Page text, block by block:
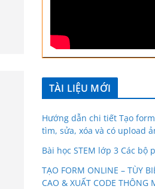
TÀI LIỆU MỚI
Hướng dẫn chi tiết Tạo
tìm, sửa, xóa và có upload
Bài học STEM lớp 3 Các bộ
TẠO FORM ONLINE – TÙY
CAO & XUẤT CODE THÔNG